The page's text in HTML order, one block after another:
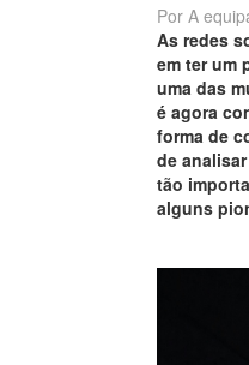
Por A
As redes
em ter um
uma das
é agora
forma de
de
tão
alguns